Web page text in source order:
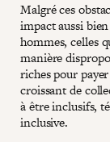
Malgré ces
impact aussi
hommes, celles
manière
riches pour
croissant de
à être inclusifs,
inclusive.